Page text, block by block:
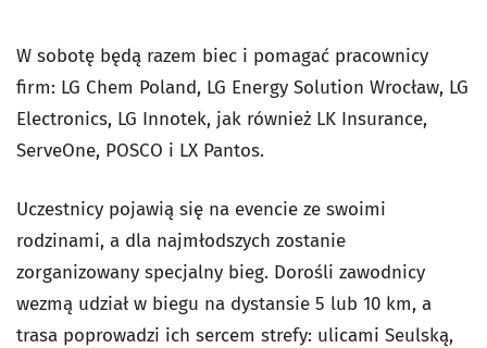
W sobotę będą razem biec i pomagać pracownicy
firm: LG Chem Poland, LG Energy Solution Wrocław, LG
Electronics, LG Innotek, jak również LK Insurance,
ServeOne, POSCO i LX Pantos.
Uczestnicy pojawią się na evencie ze swoimi
rodzinami, a dla najmłodszych zostanie
zorganizowany specjalny bieg. Dorośli zawodnicy
wezmą udział w biegu na dystansie 5 lub 10 km, a
trasa poprowadzi ich sercem strefy: ulicami Seulską,